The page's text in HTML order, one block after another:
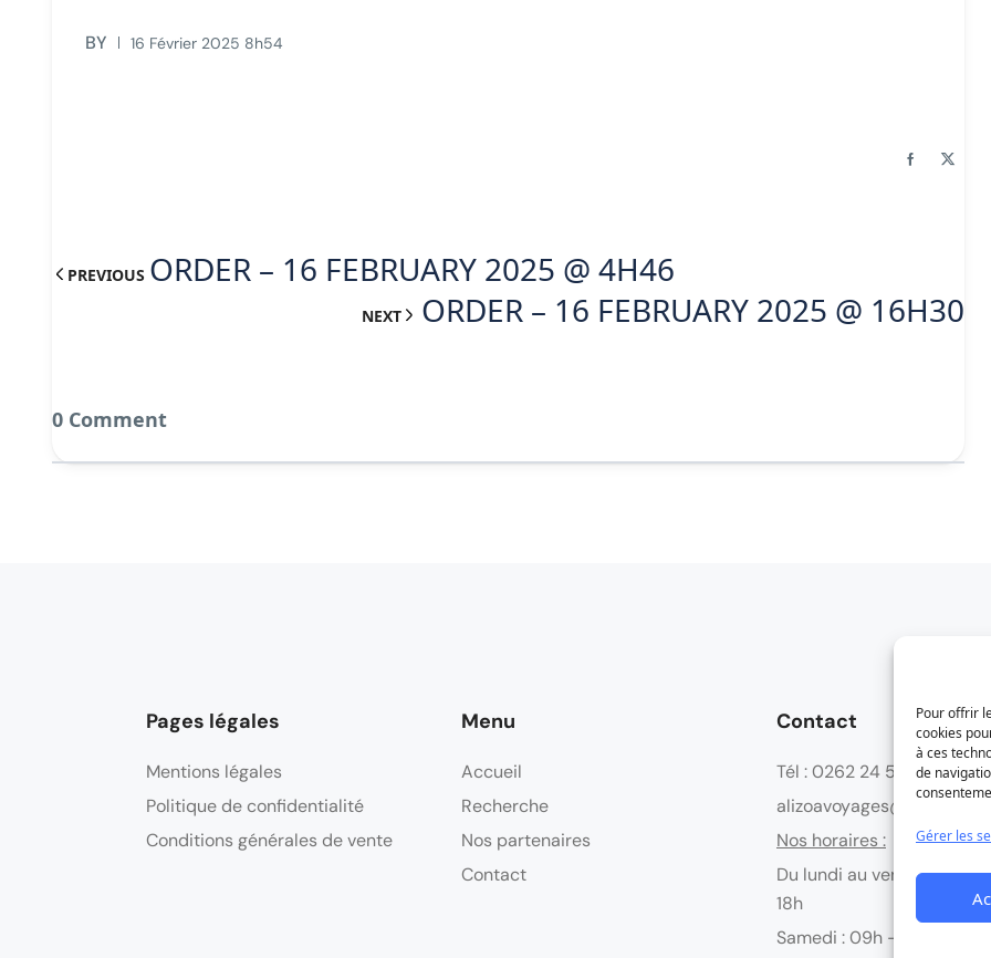
Pour offrir
cookies
à ces
de
Gérer les
BY 16 Février 2025 8h54
PREVIOUS ORDER – 16 FEBRUARY 2025 @ 4H46
NEXT ORDER – 16 FEBRUARY 2025 @ 16H30
0 Comment
Pages légales
Mentions légales
Politique de confidentialité
Conditions générales de vente
Menu
Accueil
Recherche
Nos partenaires
Contact
Contact
Tél : 0262 24 58 45
Nos horaires :
Du lundi au vendredi :
18h
Samedi : 09h - 13h / 14h -